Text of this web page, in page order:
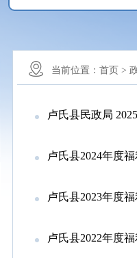
当前位置： 首页 >
卢氏县民政局
卢氏县2024年度
卢氏县2023年度
卢氏县2022年度